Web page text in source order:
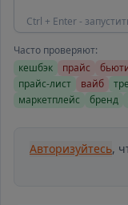
Ctrl + Enter -
Часто проверяют:
кешбэк
прайс
прайс-лист
вайб
маркетплейс
бренд
Авторизуйтесь,